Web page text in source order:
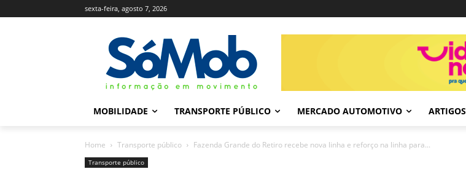
sexta-feira, agosto 7, 2026
MOBILIDADE TRANSPORTE PÚBLICO MERCADO AUTOMOTIVO ARTIGOS
Home Transporte público Fazenda Grande do Retiro recebe nova linha e reforço na linha para...
Transporte público